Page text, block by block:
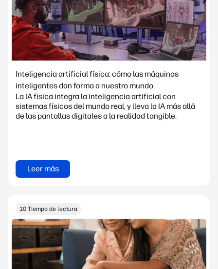
Inteligencia artificial física: cómo las máquinas
inteligentes dan forma a nuestro mundo
La IA física integra la inteligencia artificial con
sistemas físicos del mundo real, y lleva la IA más allá
de las pantallas digitales a la realidad tangible.
Leer más
10 Tiempo de lectura